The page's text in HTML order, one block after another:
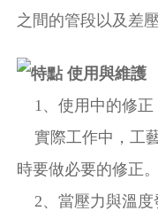
之間的管段以及差
使用與維護
1、使用中的修正
實際工作中，工
時要做必要的修正
2、當壓力與溫度